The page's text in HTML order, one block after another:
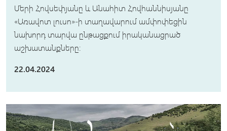
Մերի Հովսեփյանը և Անահիտ Հովհաննիսյանը
«Առավոտ լուսո»-ի տաղավարում ամփոփեցին
նախորդ տարվա ընթացքում իրականացրած
աշխատանքները:
22.04.2024